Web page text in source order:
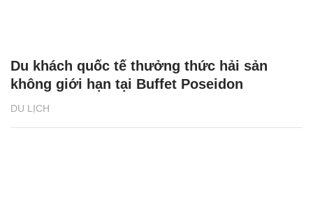
DU LỊCH
Du khách quốc tế thưởng thức hải sản
không giới hạn tại Buffet Poseidon